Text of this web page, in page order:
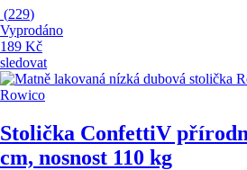
(229)
Vyprodáno
189 Kč
sledovat
Rowico
Stolička ConfettiV
cm, nosnost 110 kg